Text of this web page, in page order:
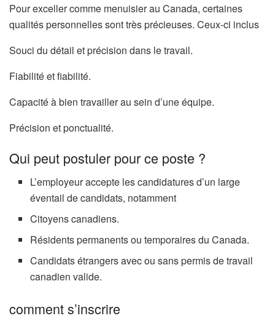
Pour exceller comme menuisier au Canada, certaines
qualités personnelles sont très précieuses. Ceux-ci inclus
Souci du détail et précision dans le travail.
Fiabilité et fiabilité.
Capacité à bien travailler au sein d’une équipe.
Précision et ponctualité.
Qui peut postuler pour ce poste ?
L’employeur accepte les candidatures d’un large
éventail de candidats, notamment
Citoyens canadiens.
Résidents permanents ou temporaires du Canada.
Candidats étrangers avec ou sans permis de travail
canadien valide.
comment s’inscrire